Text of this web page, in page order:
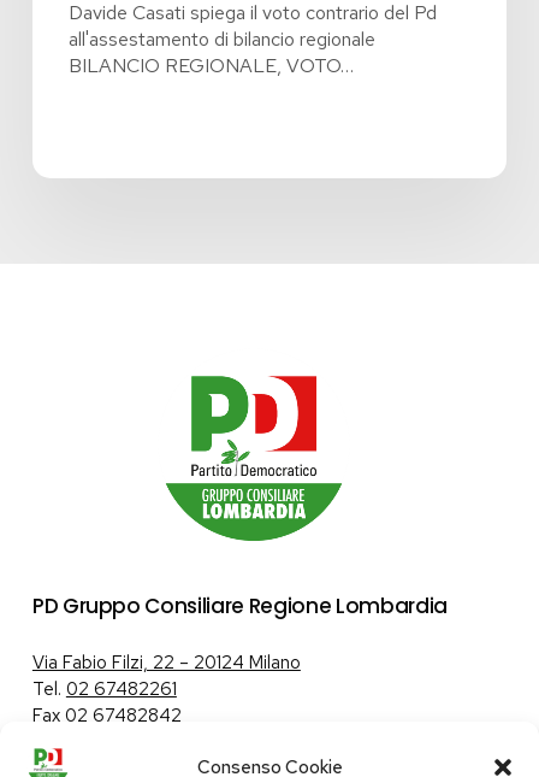
Consenso Cookie
Davide Casati spiega il voto contrario del Pd
all'assestamento di bilancio regionale
BILANCIO REGIONALE, VOTO…
PD Gruppo Consiliare Regione Lombardia
Via Fabio Filzi, 22 – 20124 Milano
Tel. 02 67482261
Fax 02 67482842
Tutela dei dati personali|Politica sui cookie